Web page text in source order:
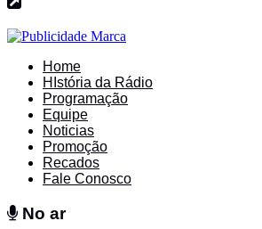
Home
HIstória da Rádio
Programação
Equipe
Noticias
Promoção
Recados
Fale Conosco
No ar